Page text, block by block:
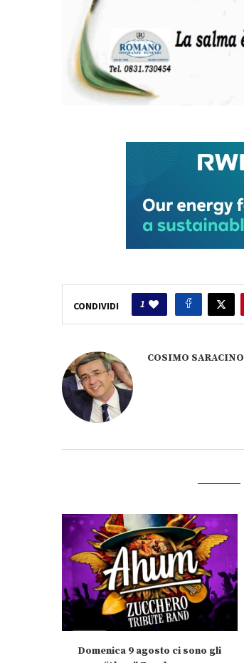
CONDIVIDI 1
COSIMO SARACINO
Domenica 9 agosto ci sono gli